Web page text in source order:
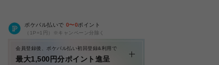
ポケパル払いで 0〜0ポイント
（1P=1円）※キャンペーン分除く
会員登録後、ポケパル払い初回登録&利用で
最大1,500円分ポイント進呈